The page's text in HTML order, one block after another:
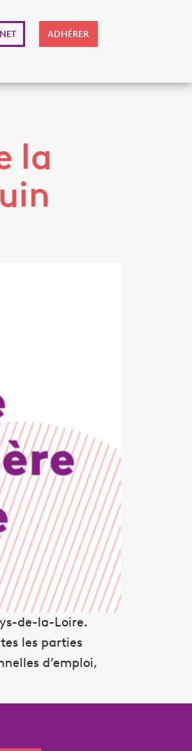
ADHÉRER
la
de-la-Loire.
les parties
d’emploi,